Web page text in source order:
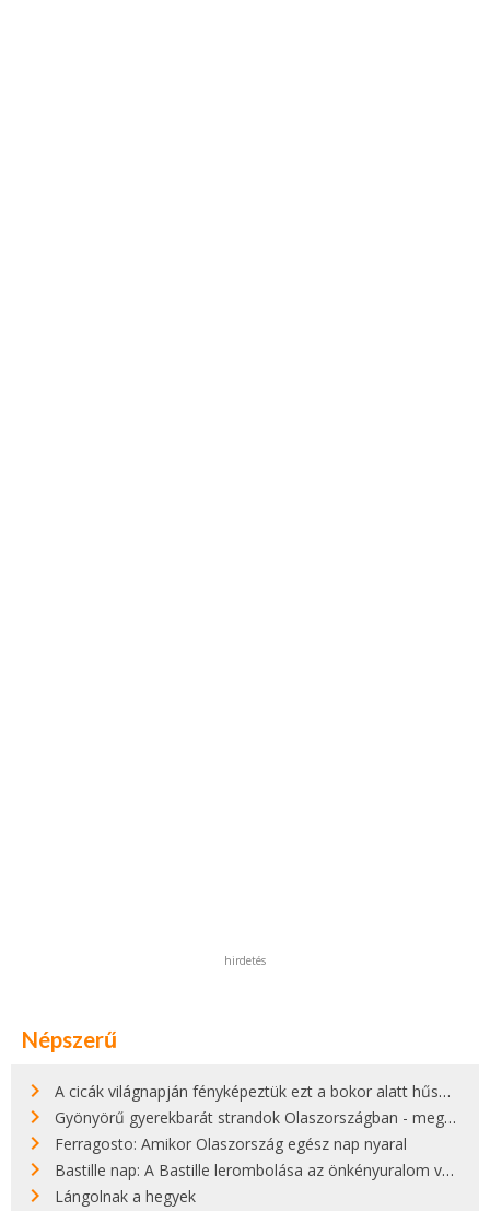
hirdetés
Népszerű
A cicák világnapján fényképeztük ezt a bokor alatt hűsölő cicát Kisorosziban
Gyönyörű gyerekbarát strandok Olaszországban - megmutatjuk a 15 legjobbat
Ferragosto: Amikor Olaszország egész nap nyaral
Bastille nap: A Bastille lerombolása az önkényuralom végét jelentette
Lángolnak a hegyek